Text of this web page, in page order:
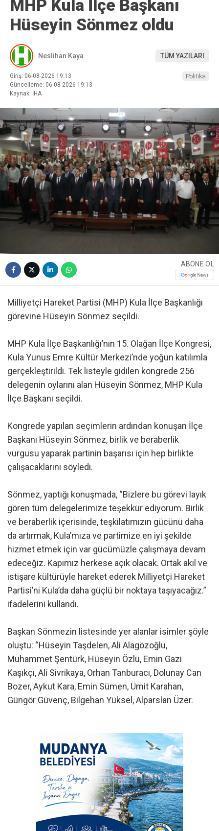
MHP Kula İlçe Başkanı
Hüseyin Sönmez oldu
Neslihan Kaya TÜM YAZILARI
Giriş: 06-08-2026 19:13
Güncelleme: 06-08-2026 19:13
Kaynak: İHA
Politika
ABONE OL
Milliyetçi Hareket Partisi (MHP) Kula İlçe Başkanlığı
görevine Hüseyin Sönmez seçildi.
MHP Kula İlçe Başkanlığı’nın 15. Olağan İlçe Kongresi,
Kula Yunus Emre Kültür Merkezi’nde yoğun katılımla
gerçekleştirildi. Tek listeyle gidilen kongrede 256
delegenin oylarını alan Hüseyin Sönmez, MHP Kula
İlçe Başkanı seçildi.
Kongrede yapılan seçimlerin ardından konuşan İlçe
Başkanı Hüseyin Sönmez, birlik ve beraberlik
vurgusu yaparak partinin başarısı için hep birlikte
çalışacaklarını söyledi.
Sönmez, yaptığı konuşmada, “Bizlere bu görevi layık
gören tüm delegelerimize teşekkür ediyorum. Birlik
ve beraberlik içerisinde, teşkilatımızın gücünü daha
da artırmak, Kula’mıza ve partimize en iyi şekilde
hizmet etmek için var gücümüzle çalışmaya devam
edeceğiz. Kapımız herkese açık olacak. Ortak akıl ve
istişare kültürüyle hareket ederek Milliyetçi Hareket
Partisi’ni Kula’da daha güçlü bir noktaya taşıyacağız.”
ifadelerini kullandı.
Başkan Sönmezin listesinde yer alanlar isimler şöyle
oluştu: “Hüseyin Taşdelen, Ali Alagözoğlu,
Muhammet Şentürk, Hüseyin Özlü, Emin Gazi
Kaşıkçı, Ali Sivrikaya, Orhan Tanburacı, Dolunay Can
Bozer, Aykut Kara, Emin Sümen, Ümit Karahan,
Güngör Güvenç, Bilgehan Yüksel, Alparslan Üzer.